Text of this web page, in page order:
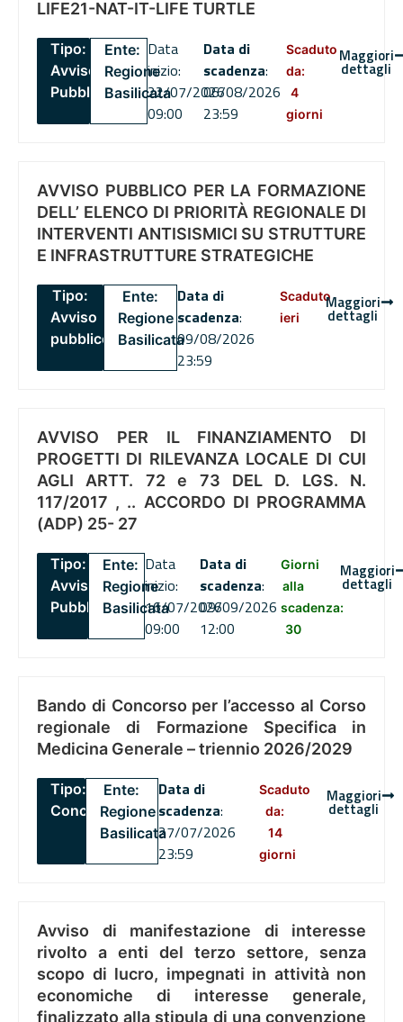
LIFE21-NAT-IT-LIFE TURTLE
Tipo:
Avviso
Pubblico
Ente:
Regione
Basilicata
Data
inizio:
22/07/2026
09:00
Data di
scadenza:
06/08/2026
23:59
Scaduto
da:
4
giorni
Maggiori
dettagli
AVVISO PUBBLICO PER LA FORMAZIONE
DELL’ ELENCO DI PRIORITÀ REGIONALE DI
INTERVENTI ANTISISMICI SU STRUTTURE
E INFRASTRUTTURE STRATEGICHE
Tipo:
Avviso
pubblico
Ente:
Regione
Basilicata
Data di
scadenza:
09/08/2026
23:59
Scaduto
ieri
Maggiori
dettagli
AVVISO PER IL FINANZIAMENTO DI
PROGETTI DI RILEVANZA LOCALE DI CUI
AGLI ARTT. 72 e 73 DEL D. LGS. N.
117/2017 , .. ACCORDO DI PROGRAMMA
(ADP) 25- 27
Tipo:
Avviso
Pubblico
Ente:
Regione
Basilicata
Data
inizio:
16/07/2026
09:00
Data di
scadenza:
09/09/2026
12:00
Giorni
alla
scadenza:
30
Maggiori
dettagli
Bando di Concorso per l’accesso al Corso
regionale di Formazione Specifica in
Medicina Generale – triennio 2026/2029
Tipo:
Concorsi
Ente:
Regione
Basilicata
Data di
scadenza:
27/07/2026
23:59
Scaduto
da:
14
giorni
Maggiori
dettagli
Avviso di manifestazione di interesse
rivolto a enti del terzo settore, senza
scopo di lucro, impegnati in attività non
economiche di interesse generale,
finalizzato alla stipula di una convenzione